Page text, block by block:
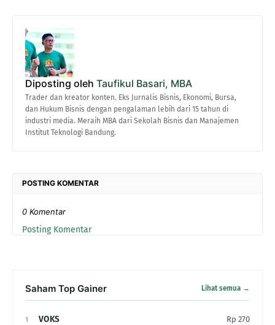
Diposting oleh Taufikul Basari, MBA
Trader dan kreator konten. Eks Jurnalis Bisnis, Ekonomi, Bursa,
dan Hukum Bisnis dengan pengalaman lebih dari 15 tahun di
industri media. Meraih MBA dari Sekolah Bisnis dan Manajemen
Institut Teknologi Bandung.
POSTING KOMENTAR
0 Komentar
Posting Komentar
Saham Top Gainer Lihat semua →
1 VOKS Rp 270